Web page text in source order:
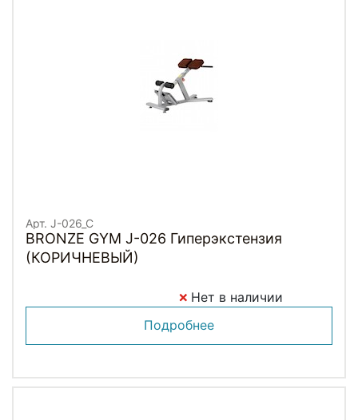
Арт. J-026_C
BRONZE GYM J-026 Гиперэкстензия
(КОРИЧНЕВЫЙ)
Нет в наличии
Подробнее